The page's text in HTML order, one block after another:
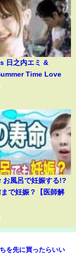
日之内エミ &
Time Love
お風呂で妊娠する!?
で妊娠？【医師解
を先に買ったらいい